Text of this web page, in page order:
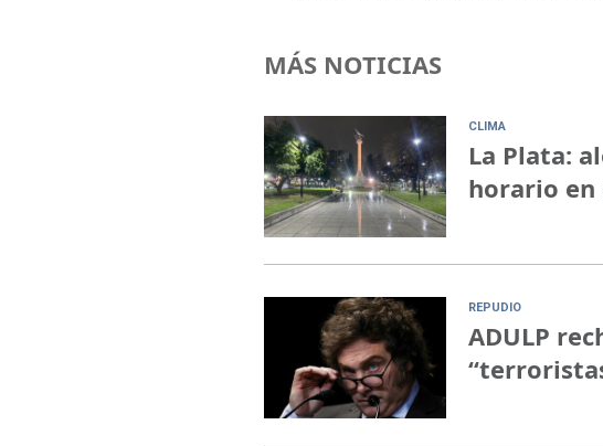
MÁS NOTICIAS
CLIMA
La Plata:
horario
REPUDIO
ADULP